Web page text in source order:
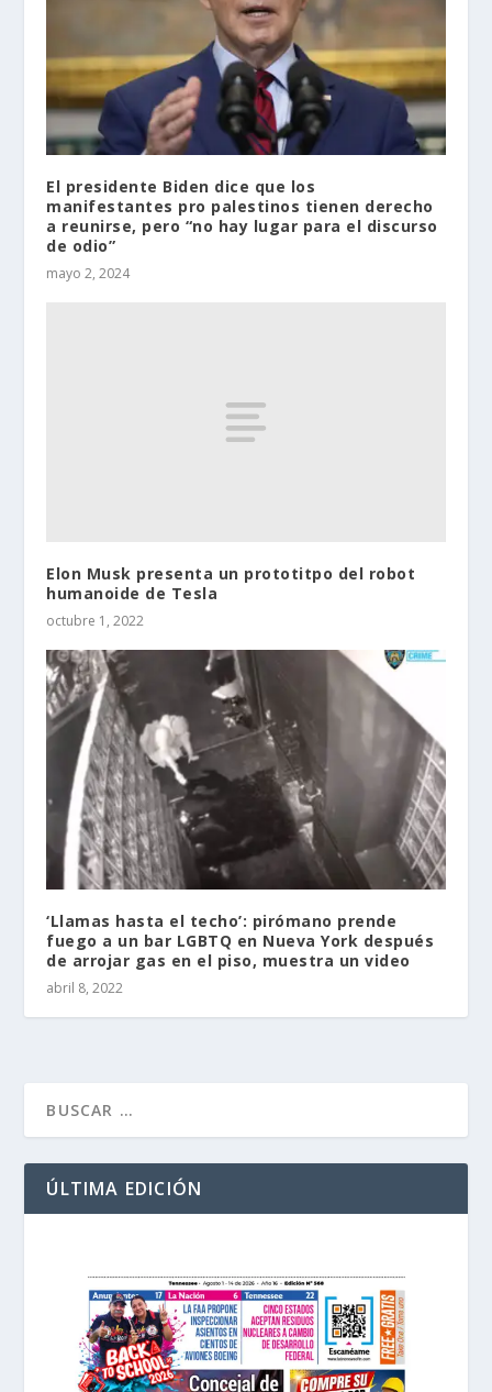
El presidente Biden dice que los
manifestantes pro palestinos tienen derecho
a reunirse, pero “no hay lugar para el discurso
de odio”
mayo 2, 2024
Elon Musk presenta un prototitpo del robot
humanoide de Tesla
octubre 1, 2022
‘Llamas hasta el techo’: pirómano prende
fuego a un bar LGBTQ en Nueva York después
de arrojar gas en el piso, muestra un video
abril 8, 2022
ÚLTIMA EDICIÓN